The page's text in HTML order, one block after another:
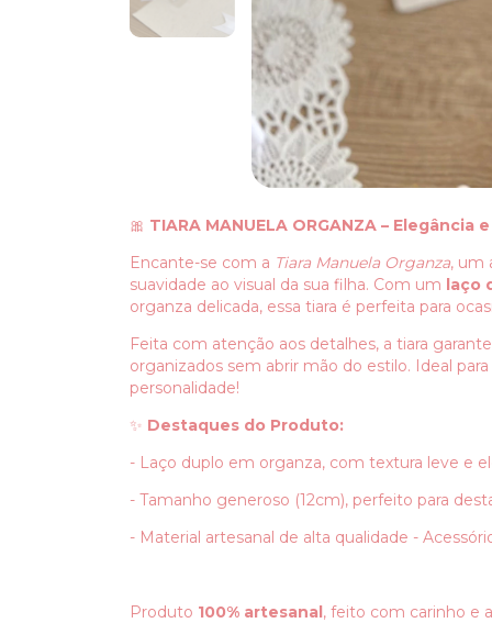
🎀 TIARA MANUELA ORGANZA –
Encante-se com a Tiara Manuela Organza, um
suavidade ao visual da sua filha. Com um laço
organza delicada, essa tiara é perfeita para
Feita com atenção aos detalhes, a tiara
organizados sem abrir mão do estilo. Ideal
personalidade!
✨ Destaques do Produto:
- Laço duplo em organza, com textura leve e
- Tamanho generoso (12cm), perfeito para
- Material artesanal de alta qualidade -
Produto 100% artesanal, feito com carinho e